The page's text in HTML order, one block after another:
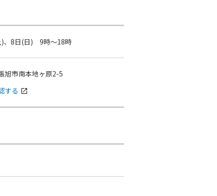
)、8日(日) 9時～18時
旭市南本地ヶ原2-5
する open_in_new